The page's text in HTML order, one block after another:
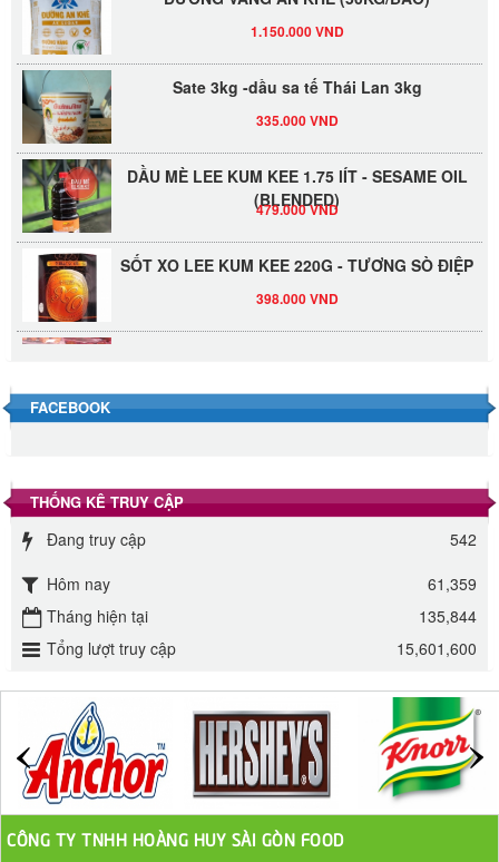
Sate 3kg -dầu sa tế Thái Lan 3kg
DẦU MÈ LEE KUM KEE 1.75 lÍT - SESAME OIL
(BLENDED)
479.000 VND
SỐT XO LEE KUM KEE 220G - TƯƠNG SÒ ĐIỆP
Đường phèn Long An bao 10kg
Đường mía thiên nhiên Biên Hòa gói 1kg
ĐƯỜNG SẠCH CÔ BA BIÊN HÒA 1KG
27.000 VND
Đường cát trắng An Khê bao 50kg
1.100.000 VND
FACEBOOK
THỐNG KÊ TRUY CẬP
Đang truy cập
542
Hôm nay
61,359
Tháng hiện tại
135,844
Tổng lượt truy cập
15,601,600
CÔNG TY TNHH HOÀNG HUY SÀI GÒN FOOD